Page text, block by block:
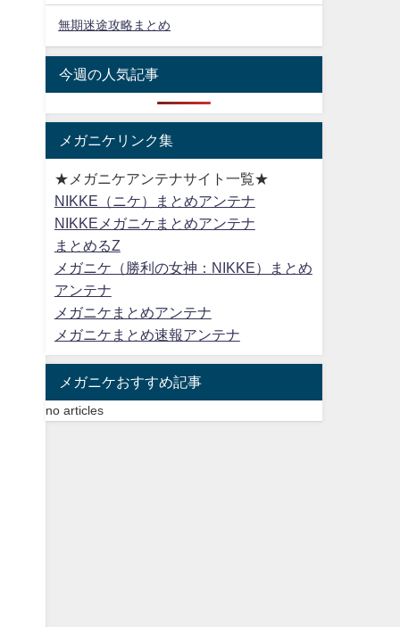
無期迷途攻略まとめ
今週の人気記事
メガニケリンク集
★メガニケアンテナサイト一覧★
NIKKE（ニケ）まとめアンテナ
NIKKEメガニケまとめアンテナ
まとめるZ
メガニケ（勝利の女神：NIKKE）まとめ
アンテナ
メガニケまとめアンテナ
メガニケまとめ速報アンテナ
メガニケおすすめ記事
no articles